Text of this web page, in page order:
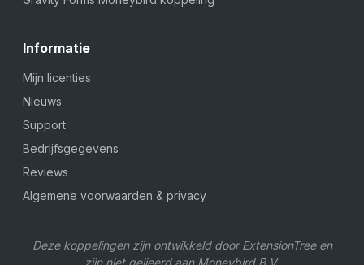
Informatie
Mijn licenties
Nieuws
Support
Bedrijfsgegevens
Reviews
Algemene voorwaarden & privacy
Deze koppelingen zijn ontwikkeld door ExtensionTree en